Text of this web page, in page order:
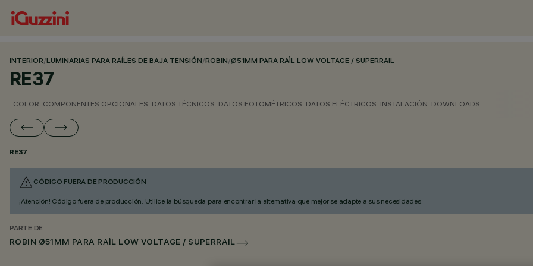
INTERIOR/LUMINARIAS PARA RAÍLES DE BAJA TENSIÓN/ROBIN/Ø51MM PARA RAÌL LOW VOLTAGE / SUPERRAIL
RE37
COLOR COMPONENTES OPCIONALES DATOS TÉCNICOS DATOS FOTOMÉTRICOS DATOS ELÉCTRICOS INSTALACIÓN DOWNLOADS
RE37
CÓDIGO FUERA DE PRODUCCIÓN
¡Atención! Código fuera de producción. Utilice la búsqueda para encontrar la alternativa que mejor se adapte a sus necesidades.
PARTE DE
ROBIN Ø51MM PARA RAÌL LOW VOLTAGE / SUPERRAIL